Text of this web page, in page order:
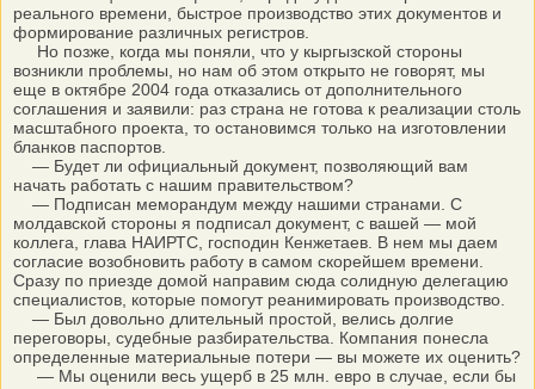
реального времени, быстрое производство этих документов и
формирование различных регистров.
Но позже, когда мы поняли, что у кыргызской стороны
возникли проблемы, но нам об этом открыто не говорят, мы
еще в октябре 2004 года отказались от дополнительного
соглашения и заявили: раз страна не готова к реализации столь
масштабного проекта, то остановимся только на изготовлении
бланков паспортов.
— Будет ли официальный документ, позволяющий вам
начать работать с нашим правительством?
— Подписан меморандум между нашими странами. С
молдавской стороны я подписал документ, с вашей — мой
коллега, глава НАИРТС, господин Кенжетаев. В нем мы даем
согласие возобновить работу в самом скорейшем времени.
Сразу по приезде домой направим сюда солидную делегацию
специалистов, которые помогут реанимировать производство.
— Был довольно длительный простой, велись долгие
переговоры, судебные разбирательства. Компания понесла
определенные материальные потери — вы можете их оценить?
— Мы оценили весь ущерб в 25 млн. евро в случае, если бы